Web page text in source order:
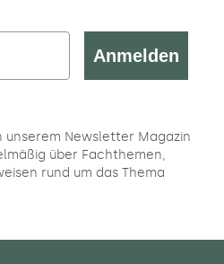
unserem Newsletter Magazin
über Fachthemen,
rund um das Thema
Anmelden